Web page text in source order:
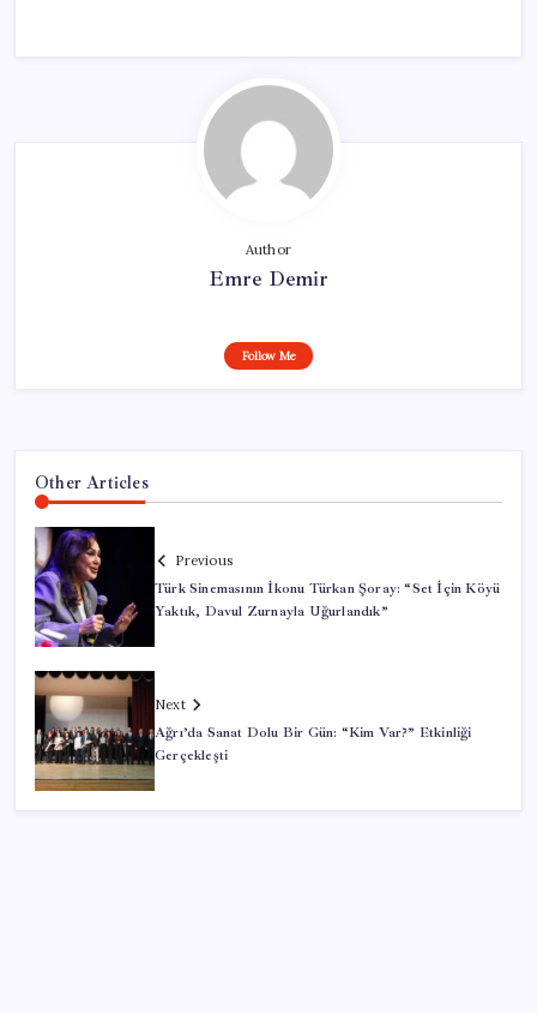
Author
Emre Demir
Follow Me
Other Articles
Previous
Türk Sinemasının İkonu Türkan Şoray: “Set İçin Köyü
Yaktık, Davul Zurnayla Uğurlandık”
Next
Ağrı’da Sanat Dolu Bir Gün: “Kim Var?” Etkinliği
Gerçekleşti